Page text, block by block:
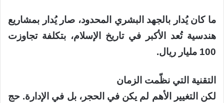
ما كان يُدار بالجهد البشري المحدود، صار يُدار بمشاريع
هندسية تُعد الأكبر في تاريخ الإسلام، بتكلفة تجاوزت
100 مليار ريال.
التقنية التي نظّمت الزمان
لكن التغيير الأهم لم يكن في الحجر، بل في الإدارة. حج